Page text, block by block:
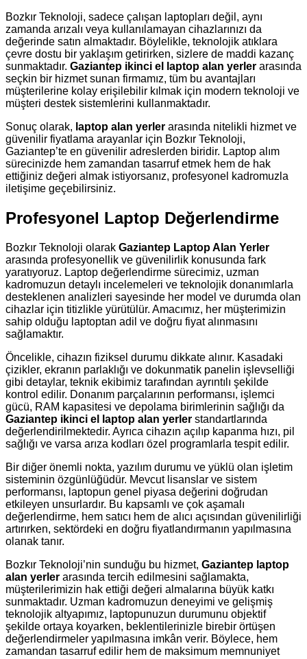
Bozkır Teknoloji, sadece çalışan laptopları değil, aynı
zamanda arızalı veya kullanılamayan cihazlarınızı da
değerinde satın almaktadır. Böylelikle, teknolojik atıklara
çevre dostu bir yaklaşım getirirken, sizlere de maddi kazanç
sunmaktadır. Gaziantep ikinci el laptop alan yerler arasında
seçkin bir hizmet sunan firmamız, tüm bu avantajları
müşterilerine kolay erişilebilir kılmak için modern teknoloji ve
müşteri destek sistemlerini kullanmaktadır.
Sonuç olarak, laptop alan yerler arasında nitelikli hizmet ve
güvenilir fiyatlama arayanlar için Bozkır Teknoloji,
Gaziantep’te en güvenilir adreslerden biridir. Laptop alım
sürecinizde hem zamandan tasarruf etmek hem de hak
ettiğiniz değeri almak istiyorsanız, profesyonel kadromuzla
iletişime geçebilirsiniz.
Profesyonel Laptop Değerlendirme
Bozkır Teknoloji olarak Gaziantep Laptop Alan Yerler
arasında profesyonellik ve güvenilirlik konusunda fark
yaratıyoruz. Laptop değerlendirme sürecimiz, uzman
kadromuzun detaylı incelemeleri ve teknolojik donanımlarla
desteklenen analizleri sayesinde her model ve durumda olan
cihazlar için titizlikle yürütülür. Amacımız, her müşterimizin
sahip olduğu laptoptan adil ve doğru fiyat alınmasını
sağlamaktır.
Öncelikle, cihazın fiziksel durumu dikkate alınır. Kasadaki
çizikler, ekranın parlaklığı ve dokunmatik panelin işlevselliği
gibi detaylar, teknik ekibimiz tarafından ayrıntılı şekilde
kontrol edilir. Donanım parçalarının performansı, işlemci
gücü, RAM kapasitesi ve depolama birimlerinin sağlığı da
Gaziantep ikinci el laptop alan yerler standartlarında
değerlendirilmektedir. Ayrıca cihazın açılıp kapanma hızı, pil
sağlığı ve varsa arıza kodları özel programlarla tespit edilir.
Bir diğer önemli nokta, yazılım durumu ve yüklü olan işletim
sisteminin özgünlüğüdür. Mevcut lisanslar ve sistem
performansı, laptopun genel piyasa değerini doğrudan
etkileyen unsurlardır. Bu kapsamlı ve çok aşamalı
değerlendirme, hem satıcı hem de alıcı açısından güvenilirliği
artırırken, sektördeki en doğru fiyatlandırmanın yapılmasına
olanak tanır.
Bozkır Teknoloji’nin sunduğu bu hizmet, Gaziantep laptop
alan yerler arasında tercih edilmesini sağlamakta,
müşterilerimizin hak ettiği değeri almalarına büyük katkı
sunmaktadır. Uzman kadromuzun deneyimi ve gelişmiş
teknolojik altyapımız, laptopunuzun durumunu objektif
şekilde ortaya koyarken, beklentilerinizle birebir örtüşen
değerlendirmeler yapılmasına imkân verir. Böylece, hem
zamandan tasarruf edilir hem de maksimum memnuniyet